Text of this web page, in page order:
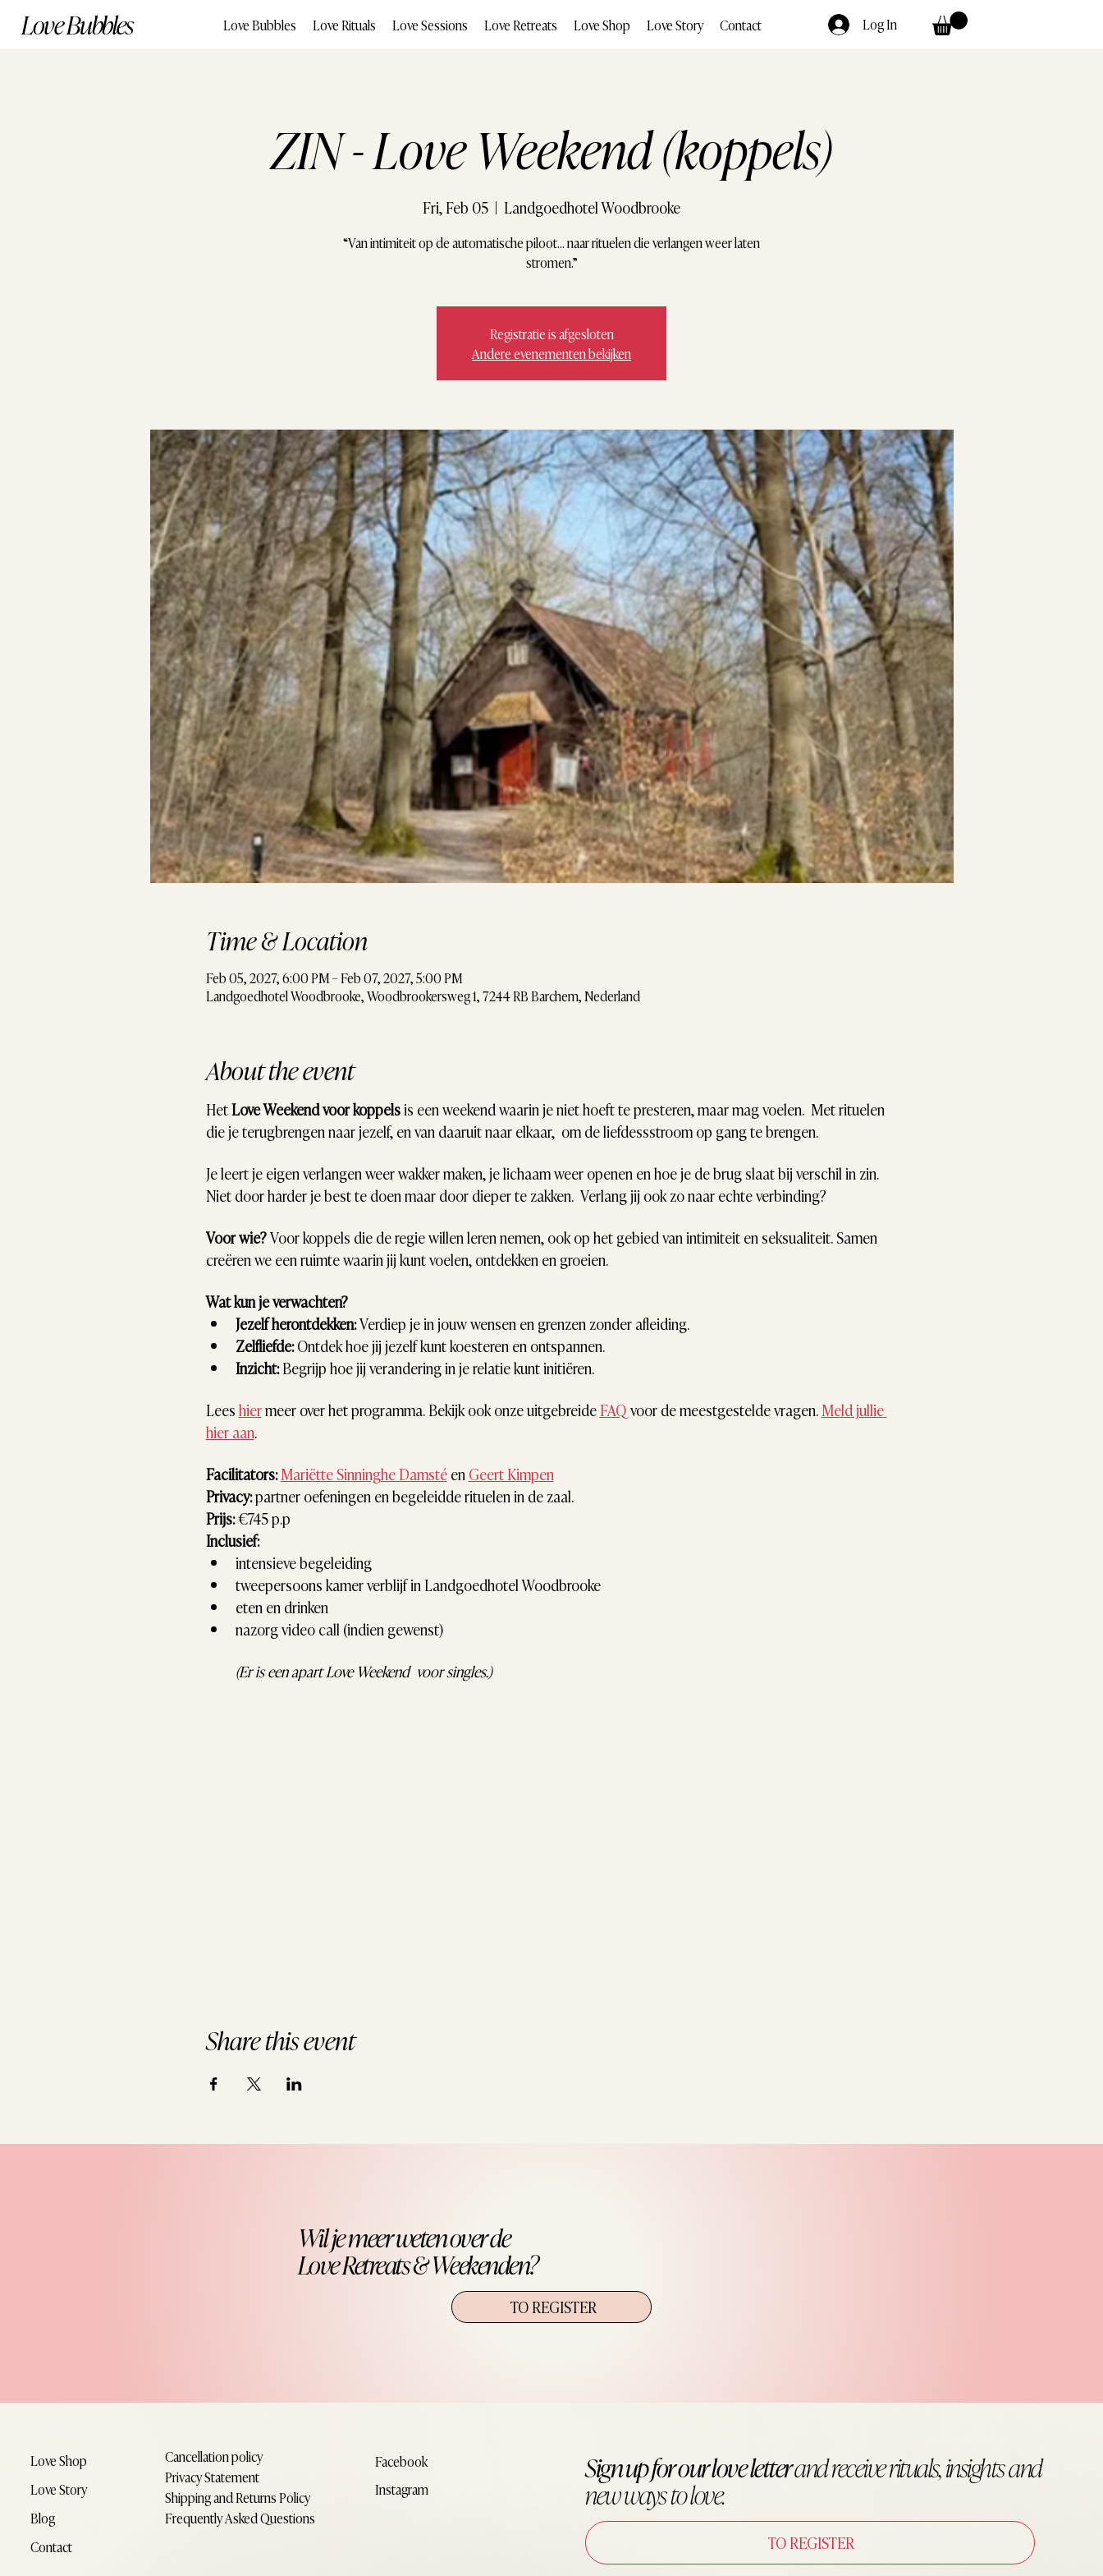
Love Bubbles Love Bubbles Love Rituals Love Sessions Love Retreats Love Shop Love Story Contact Log In
Wil je meer weten over de
Love Retreats & Weekenden?
TO REGISTER
ZIN - Love Weekend (koppels)
Fri, Feb 05
  |
Landgoedhotel Woodbrooke
“Van intimiteit op de automatische piloot… naar rituelen die verlangen weer laten
stromen.”
Registratie is afgesloten
Andere evenementen bekijken
Time & Location
Feb 05, 2027, 6:00 PM – Feb 07, 2027, 5:00 PM
Landgoedhotel Woodbrooke, Woodbrookersweg 1, 7244 RB Barchem, Nederland
About the event
Het Love Weekend voor koppels is een weekend waarin je niet hoeft te presteren, maar mag voelen.  Met rituelen
die je terugbrengen naar jezelf, en van daaruit naar elkaar,  om de liefdessstroom op gang te brengen.
Je leert je eigen verlangen weer wakker maken, je lichaam weer openen en hoe je de brug slaat bij verschil in zin.
Niet door harder je best te doen maar door dieper te zakken.  Verlang jij ook zo naar echte verbinding?
Voor wie? Voor koppels die de regie willen leren nemen, ook op het gebied van intimiteit en seksualiteit. Samen
creëren we een ruimte waarin jij kunt voelen, ontdekken en groeien.
Wat kun je verwachten?
Jezelf herontdekken: Verdiep je in jouw wensen en grenzen zonder afleiding.
Zelfliefde: Ontdek hoe jij jezelf kunt koesteren en ontspannen.
Inzicht: Begrijp hoe jij verandering in je relatie kunt initiëren.
Lees hier meer over het programma. Bekijk ook onze uitgebreide FAQ voor de meestgestelde vragen. Meld jullie
hier aan.
Facilitators: Mariëtte Sinninghe Damsté en Geert Kimpen
Privacy: partner oefeningen en begeleidde rituelen in de zaal.
Prijs: €745 p.p
Inclusief:
intensieve begeleiding
tweepersoons kamer verblijf in Landgoedhotel Woodbrooke
eten en drinken
nazorg video call (indien gewenst)
(Er is een apart Love Weekend  voor singles.)
Share this event
Love Shop
Love Story
Blog
Contact
Cancellation policy
Privacy Statement
Shipping and Returns Policy
Frequently Asked Questions
Facebook
Instagram
Sign up for our love letterand receiverituals, insights and
new ways tolove.
TO REGISTER